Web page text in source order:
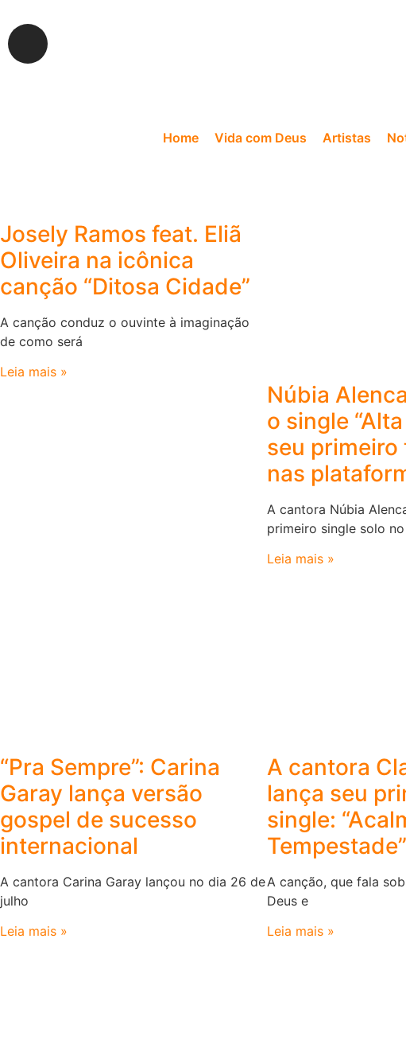
Home Vida com Deus Artistas
Josely Ramos feat. Eliã
Oliveira na icônica
canção “Ditosa Cidade”
A canção conduz o ouvinte à imaginação
de como será
Leia mais »
Núbia
o single
seu primeiro
nas
A cantora Núbia
primeiro single solo no
Leia mais »
“Pra Sempre”: Carina
Garay lança versão
gospel de sucesso
internacional
A cantora Carina Garay lançou no dia 26 de
julho
Leia mais »
A cantora
lança seu
single:
Tempestade”
A canção, que fala
Deus e
Leia mais »